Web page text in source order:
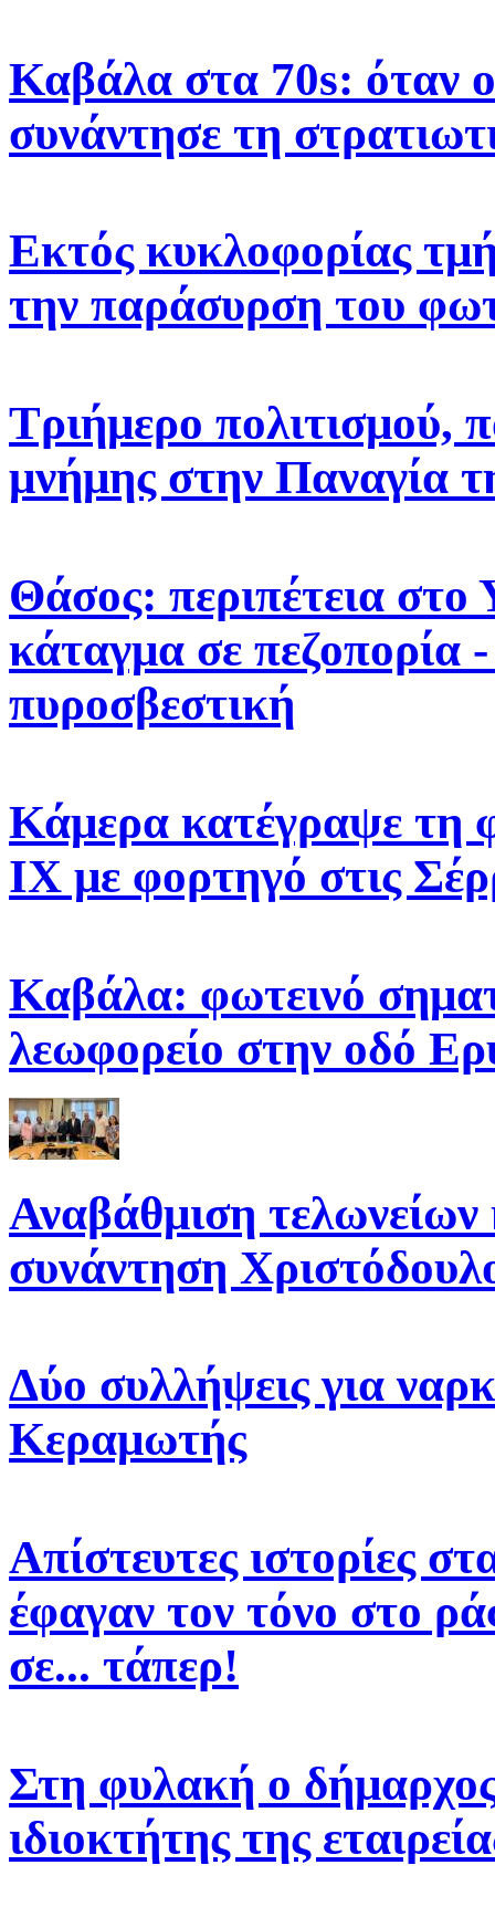
Καβάλα στα 70s: όταν
συνάντησε τη
Εκτός κυκλοφορίας
την παράσυρση του
Τριήμερο πολιτισμού,
μνήμης στην Παναγία
Θάσος: περιπέτεια στο
κάταγμα σε πεζοπορία
πυροσβεστική
Κάμερα κατέγραψε τη
ΙΧ με φορτηγό στις
Καβάλα: φωτεινό
λεωφορείο στην οδό
Αναβάθμιση τελωνείων
συνάντηση
Δύο συλλήψεις για
Κεραμωτής
Απίστευτες ιστορίες
έφαγαν τον τόνο στο
σε... τάπερ!
Στη φυλακή ο
ιδιοκτήτης της